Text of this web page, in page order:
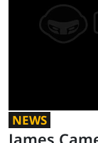
NEWS